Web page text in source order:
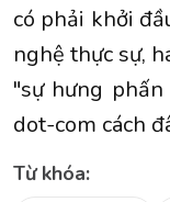
có phải khởi
nghệ thực sự,
"sự hưng
dot-com cách
Từ khóa: